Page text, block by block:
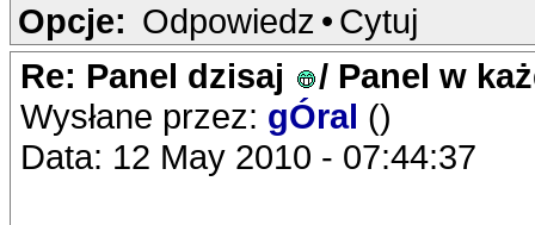
Opcje: Odpowiedz • Cytuj
Re: Panel dzisaj
/ Panel w
Wysłane przez: gÓral ()
Data: 12 May 2010 - 07:44:37